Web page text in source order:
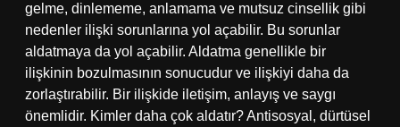
gelme, dinlememe, anlamama ve mutsuz cinsellik gibi
nedenler ilişki sorunlarına yol açabilir. Bu sorunlar
aldatmaya da yol açabilir. Aldatma genellikle bir
ilişkinin bozulmasının sonucudur ve ilişkiyi daha da
zorlaştırabilir. Bir ilişkide iletişim, anlayış ve saygı
önemlidir. Kimler daha çok aldatır? Antisosyal, dürtüsel